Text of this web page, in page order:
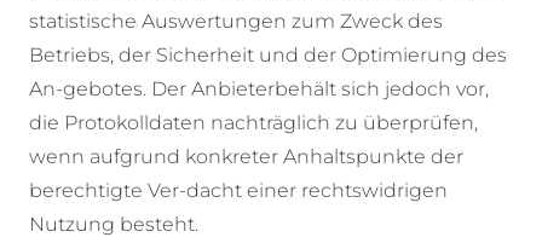
statistische Auswertungen zum Zweck des
Betriebs, der Sicherheit und der Optimierung des
An-gebotes. Der Anbieterbehält sich jedoch vor,
die Protokolldaten nachträglich zu überprüfen,
wenn aufgrund konkreter Anhaltspunkte der
berechtigte Ver-dacht einer rechtswidrigen
Nutzung besteht.